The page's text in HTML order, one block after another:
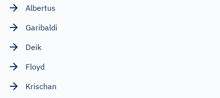
Albertus
Garibaldi
Deik
Floyd
Krischan